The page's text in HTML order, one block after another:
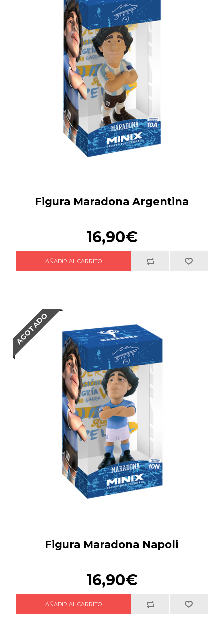
Figura Maradona Argentina
16,90€
AGOTADO
Figura Maradona Napoli
16,90€